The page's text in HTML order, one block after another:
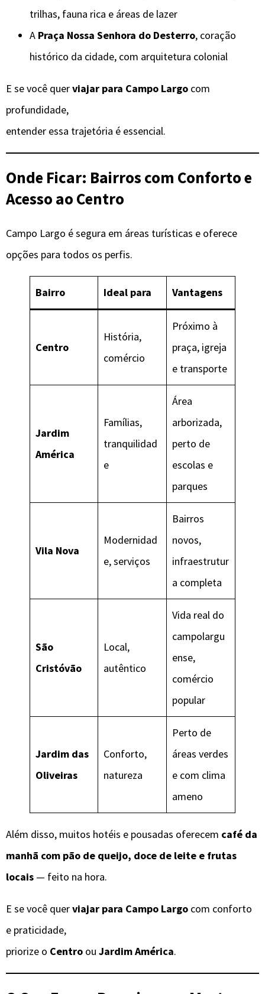
trilhas, fauna rica e áreas de lazer
A Praça Nossa Senhora do Desterro, coração
histórico da cidade, com arquitetura colonial
E se você querviajar para Campo Largo com
profundidade,
entender essa trajetória é essencial.
Onde Ficar: Bairros com Conforto e
Acesso ao Centro
Campo Largo é segura em áreas turísticas e oferece
opções para todos os perfis.
Bairro Ideal para Vantagens
Centro
História,
comércio
Próximo à
praça, igreja
e transporte
Jardim
América
Famílias,
tranquilidad
e
Área
arborizada,
perto de
escolas e
parques
Vila Nova
Modernidad
e, serviços
Bairros
novos,
infraestrutur
a completa
São
Cristóvão
Local,
autêntico
Vida real do
campolargu
ense,
comércio
popular
Jardim das
Oliveiras
Conforto,
natureza
Perto de
áreas verdes
e com clima
ameno
Além disso, muitos hotéis e pousadas oferecem café da
manhã com pão de queijo, doce de leite e frutas
locais — feito na hora.
E se você querviajar para Campo Largo com conforto
e praticidade,
priorize o Centro ou Jardim América.